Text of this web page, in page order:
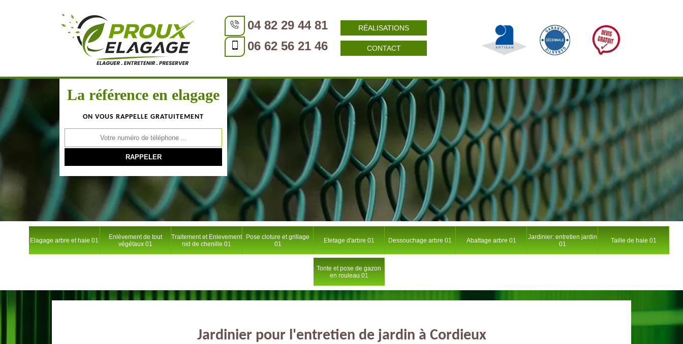
04 82 29 44 81
06 62 56 21 46
RÉALISATIONS
CONTACT
La référence en elagage
ON VOUS RAPPELLE GRATUITEMENT
Elagage arbre et haie 01
Enlèvement de tout
végétaux 01
Traitement et Enlevement
nid de chenille 01
Pose cloture et grillage
01
Etetage d'arbre 01 Dessouchage arbre 01 Abattage arbre 01
Jardinier: entretien jardin
01
Taille de haie 01
Tonte et pose de gazon
en rouleau 01
Jardinier pour l'entretien de jardin à Cordieux